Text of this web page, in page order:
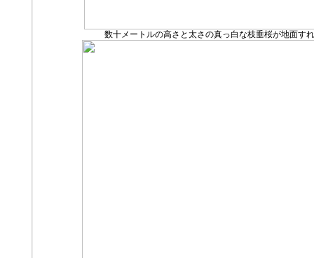
数十メートルの高さと太さの真っ白な枝垂桜が地面す